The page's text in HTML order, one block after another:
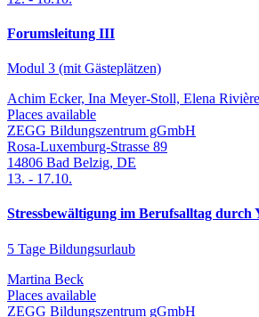
Forumsleitung III
Modul 3 (mit Gästeplätzen)
Achim Ecker, Ina Meyer-Stoll, Elena
Places available
ZEGG Bildungszentrum gGmbH
Rosa-Luxemburg-Strasse 89
14806 Bad Belzig, DE
13. - 17.10.
Stressbewältigung im Berufsalltag durch
5 Tage Bildungsurlaub
Martina Beck
Places available
ZEGG Bildungszentrum gGmbH